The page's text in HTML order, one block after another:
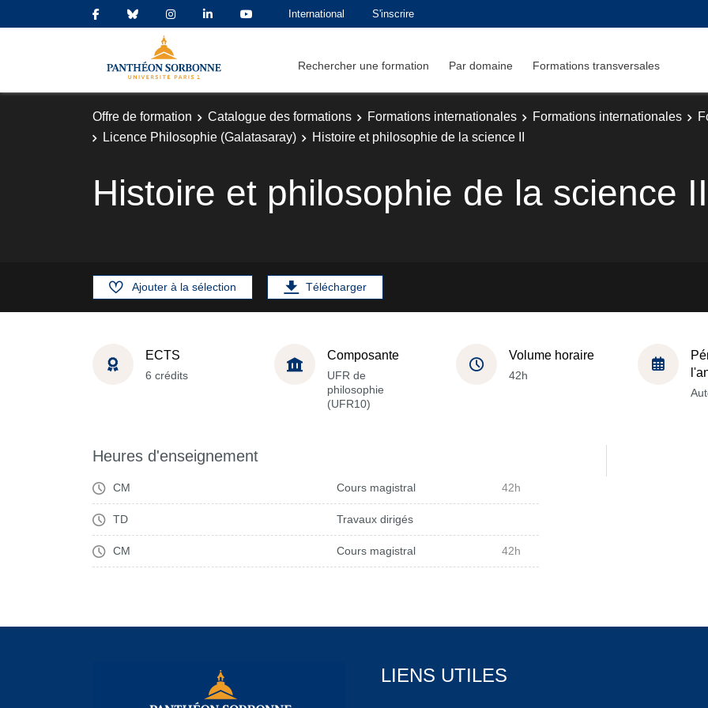
International S'inscrire
Rechercher une formation Par domaine Formations transversales
Offre de formation Catalogue des formations Formations internationales Formations internationales
Licence Philosophie (Galatasaray)
Histoire et philosophie de la science II
Histoire et philosophie de la science II
Ajouter à la sélection Télécharger
ECTS
6 crédits
Composante
UFR de
philosophie
(UFR10)
Volume horaire
42h
Heures d'enseignement
CM Cours magistral 42h
TD Travaux dirigés
CM Cours magistral 42h
LIENS UTILES